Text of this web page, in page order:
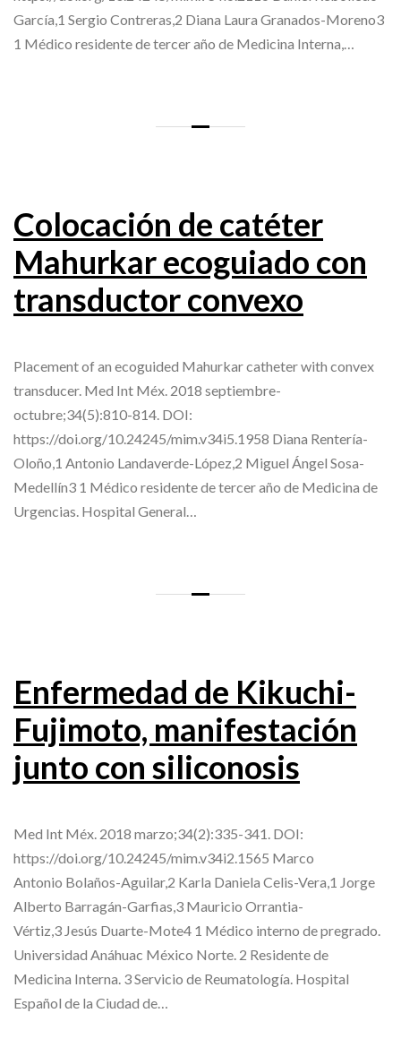
García,1 Sergio Contreras,2 Diana Laura Granados-Moreno3
1 Médico residente de tercer año de Medicina Interna,…
Colocación de catéter
Mahurkar ecoguiado con
transductor convexo
Placement of an ecoguided Mahurkar catheter with convex
transducer. Med Int Méx. 2018 septiembre-
octubre;34(5):810-814. DOI:
https://doi.org/10.24245/mim.v34i5.1958 Diana Rentería-
Oloño,1 Antonio Landaverde-López,2 Miguel Ángel Sosa-
Medellín3 1 Médico residente de tercer año de Medicina de
Urgencias. Hospital General…
Enfermedad de Kikuchi-
Fujimoto, manifestación
junto con siliconosis
Med Int Méx. 2018 marzo;34(2):335-341. DOI:
https://doi.org/10.24245/mim.v34i2.1565 Marco
Antonio Bolaños-Aguilar,2 Karla Daniela Celis-Vera,1 Jorge
Alberto Barragán-Garfias,3 Mauricio Orrantia-
Vértiz,3 Jesús Duarte-Mote4 1 Médico interno de pregrado.
Universidad Anáhuac México Norte. 2 Residente de
Medicina Interna. 3 Servicio de Reumatología. Hospital
Español de la Ciudad de…